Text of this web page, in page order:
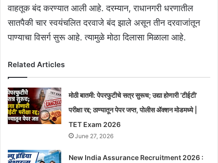
वाहतूक बंद करण्यात आली आहे. दरम्यान, राधानगरी धरणातील
सातपैकी चार स्वयंचलित दरवाजे बंद झाले असून तीन दरवाजांतून
पाण्याचा विसर्ग सुरू आहे. त्यामुळे मोठा दिलासा मिळाला आहे.
Related Articles
मोठी बातमी: पेपरफुटीचे सत्र सुरूच; उद्या होणारी ‘टीईटी’
परीक्षा रद्द; ठाण्यातून पेपर जप्त, पोलीस ॲक्शन मोडमध्ये |
TET Exam 2026
June 27, 2026
New India Assurance Recruitment 2026 :